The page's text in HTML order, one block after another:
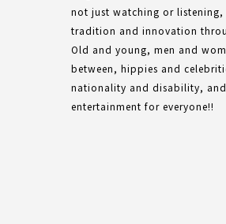
not just watching or listening,
tradition and innovation
Old and young, men and
between, hippies and
nationality and disability,
entertainment for everyone!!